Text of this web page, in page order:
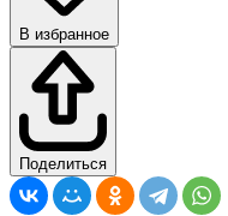
В избранное
Поделиться